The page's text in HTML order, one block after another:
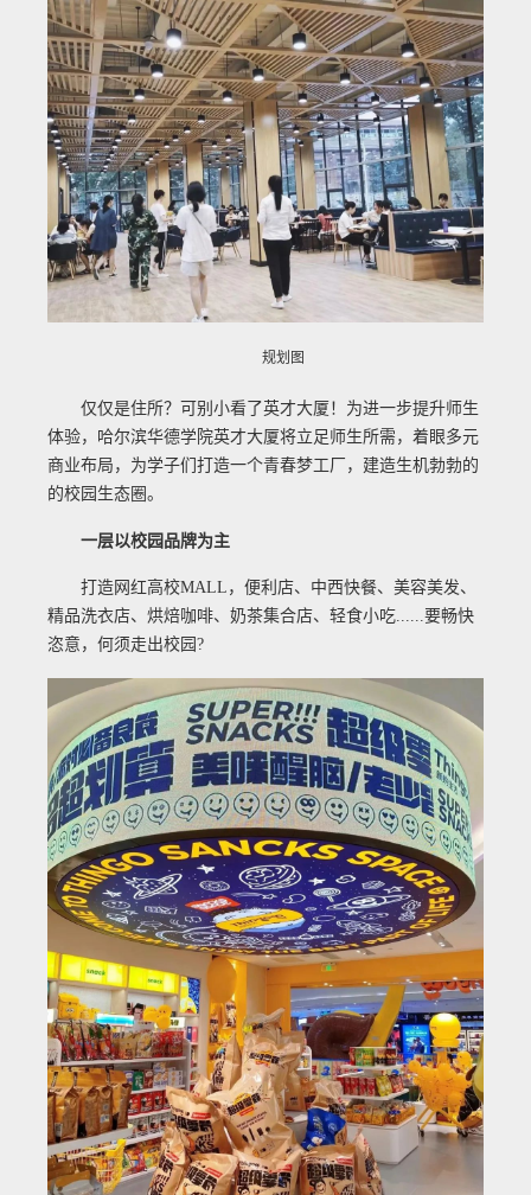
规划图
仅仅是住所？可别小看了英才大厦！为进一步提升师生
体验，哈尔滨华德学院英才大厦将立足师生所需，着眼多元
商业布局，为学子们打造一个青春梦工厂，建造生机勃勃的
的校园生态圈。
一层以校园品牌为主
打造网红高校MALL，便利店、中西快餐、美容美发、
精品洗衣店、烘焙咖啡、奶茶集合店、轻食小吃......要畅快
恣意，何须走出校园?